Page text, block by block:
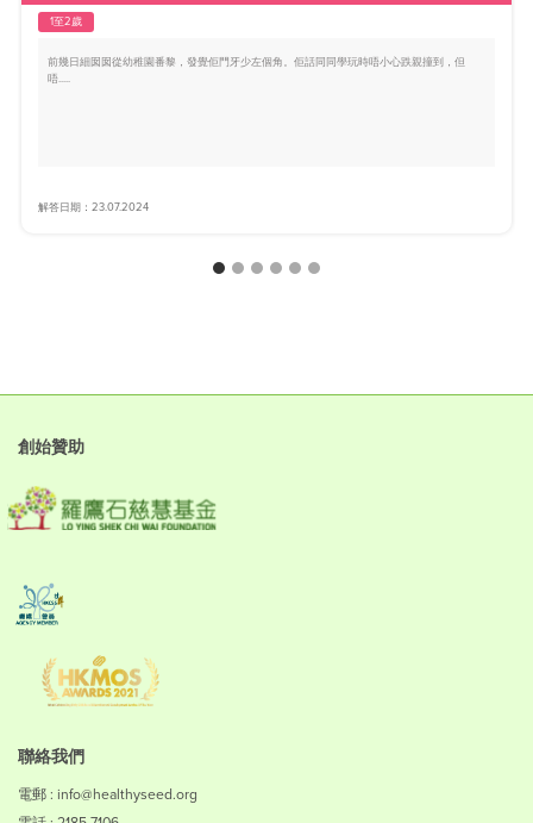
1至2歲
前幾日細囡囡從幼稚園番黎，發覺佢門牙少左個角。佢話同同學玩時唔小心跌親撞到，但
唔.....
解答日期：23.07.2024
創始贊助
聯絡我們
電郵 : info@healthyseed.org